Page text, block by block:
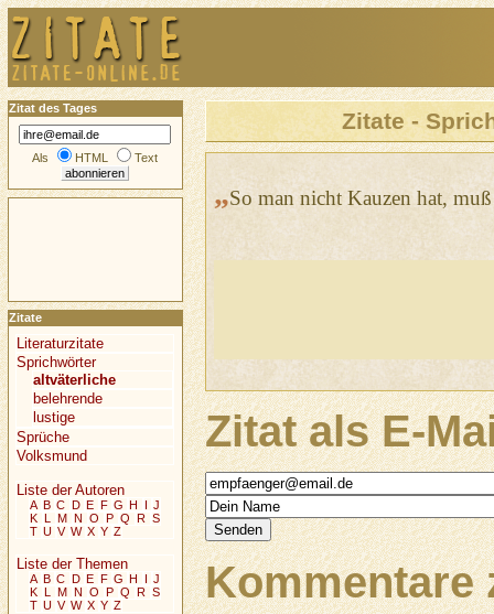
Zitate -
„So man nicht Kauzen hat,
Zitat als E-
Kommentare
Zitat des Tages
Als HTML Text
Zitate
Literaturzitate
Sprichwörter
altväterliche
belehrende
lustige
Sprüche
Volksmund
Liste der Autoren
A B C D E F G H I J
K L M N O P Q R S
T U V W X Y Z
Liste der Themen
A B C D E F G H I J
K L M N O P Q R S
T U V W X Y Z